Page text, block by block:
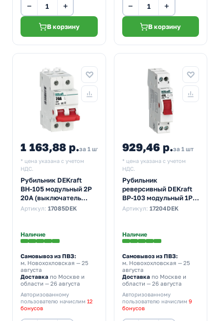
− +
В корзину
− +
В корзину
1 163,88 р.за 1 шт
* цена указана с учетом
НДС.
Рубильник DEKraft
ВН-105 модульный 2P
20А (выключатель
нагрузки)
Артикул: 17085DEK
Наличие
Самовывоз из ПВЗ:
м. Новохохловская — 25
августа
Доставка по Москве и
области — 26 августа
Авторизованному
пользователю начислим 12
бонусов
929,46 р.за 1 шт
* цена указана с учетом
НДС.
Рубильник
реверсивный DEKraft
ВР-103 модульный 1P
40А трехпозиционный
Артикул: 17204DEK
Наличие
Самовывоз из ПВЗ:
м. Новохохловская — 25
августа
Доставкапо Москве и
области — 26 августа
Авторизованному
пользователю начислим 9
бонусов